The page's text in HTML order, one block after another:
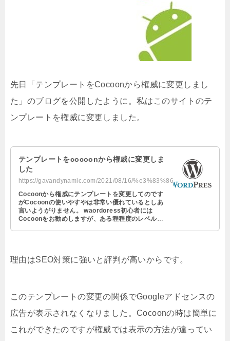
先日「テンプレートをCocoonから権威に変更しまし
た」のブログを公開したように。私はこのサイトのテ
ンプレートを権威に変更しました。
テンプレートをcocoonから権威に変更しま
した
Cocoonから権威にテンプレートを変更してのです
がCocoonの使いやすやは非常い優れているとしあ
言いようがりません。 waordoress初心者には
Cocoonをお勧めしますが、ある程程度のレベルま
理由はSEO対策に強いと評判が高いからです。
このテンプレートの変更の関係でGoogleアドセンスの
広告が表示されなくなりました。Cocoonの時は簡単に
これができたのですが権威では表示の方法が違ってい